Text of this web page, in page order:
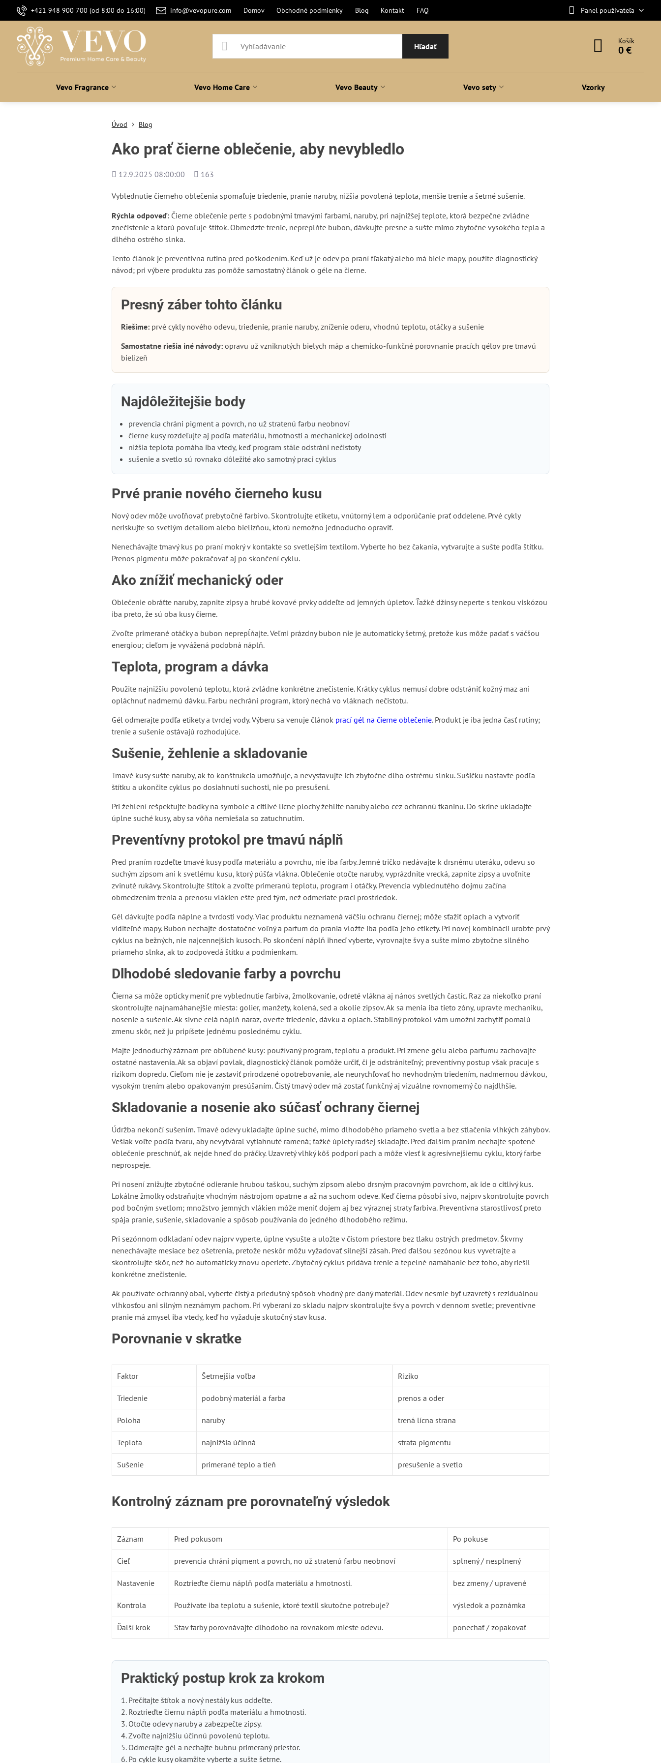
+421 948 900 700 (od 8:00 do 16:00) info@vevopure.com Domov Obchodné podmienky Blog Kontakt FAQ Panel používateľa
Hľadať
Košík
0 €
Vevo Fragrance Vevo Home Care Vevo Beauty Vevo sety Vzorky
Úvod Blog
Ako prať čierne oblečenie, aby nevybledlo
Pridané
12.9.2025 08:00:00
Počet
163
Vyblednutie čierneho oblečenia spomaľuje triedenie, pranie naruby, nižšia povolená teplota, menšie trenie a šetrné sušenie.
Rýchla odpoveď:Čierne oblečenie perte s podobnými tmavými farbami, naruby, pri najnižšej teplote, ktorá bezpečne zvládne
znečistenie a ktorú povoľuje štítok. Obmedzte trenie, nepreplňte bubon, dávkujte presne a sušte mimo zbytočne vysokého tepla a
dlhého ostrého slnka.
Tento článok je preventívna rutina pred poškodením. Keď už je odev po praní fľakatý alebo má biele mapy, použite diagnostický
návod; pri výbere produktu zas pomôže samostatný článok o géle na čierne.
Presný záber tohto článku
Riešime:prvé cykly nového odevu, triedenie, pranie naruby, zníženie oderu, vhodnú teplotu, otáčky a sušenie
Samostatne riešia iné návody:opravu už vzniknutých bielych máp a chemicko-funkčné porovnanie pracích gélov pre tmavú
bielizeň
Najdôležitejšie body
prevencia chráni pigment a povrch, no už stratenú farbu neobnoví
čierne kusy rozdeľujte aj podľa materiálu, hmotnosti a mechanickej odolnosti
nižšia teplota pomáha iba vtedy, keď program stále odstráni nečistoty
sušenie a svetlo sú rovnako dôležité ako samotný prací cyklus
Prvé pranie nového čierneho kusu
Nový odev môže uvoľňovať prebytočné farbivo. Skontrolujte etiketu, vnútorný lem a odporúčanie prať oddelene. Prvé cykly
neriskujte so svetlým detailom alebo bielizňou, ktorú nemožno jednoducho opraviť.
Nenechávajte tmavý kus po praní mokrý v kontakte so svetlejším textilom. Vyberte ho bez čakania, vytvarujte a sušte podľa štítku.
Prenos pigmentu môže pokračovať aj po skončení cyklu.
Ako znížiť mechanický oder
Oblečenie obráťte naruby, zapnite zipsy a hrubé kovové prvky oddeľte od jemných úpletov. Ťažké džínsy neperte s tenkou viskózou
iba preto, že sú oba kusy čierne.
Zvoľte primerané otáčky a bubon neprepĺňajte. Veľmi prázdny bubon nie je automaticky šetrný, pretože kus môže padať s väčšou
energiou; cieľom je vyvážená podobná náplň.
Teplota, program a dávka
Použite najnižšiu povolenú teplotu, ktorá zvládne konkrétne znečistenie. Krátky cyklus nemusí dobre odstrániť kožný maz ani
opláchnuť nadmernú dávku. Farbu nechráni program, ktorý nechá vo vláknach nečistotu.
Gél odmerajte podľa etikety a tvrdej vody. Výberu sa venuje článok prací gél na čierne oblečenie. Produkt je iba jedna časť rutiny;
trenie a sušenie ostávajú rozhodujúce.
Sušenie, žehlenie a skladovanie
Tmavé kusy sušte naruby, ak to konštrukcia umožňuje, a nevystavujte ich zbytočne dlho ostrému slnku. Sušičku nastavte podľa
štítku a ukončite cyklus po dosiahnutí suchosti, nie po presušení.
Pri žehlení rešpektujte bodky na symbole a citlivé lícne plochy žehlite naruby alebo cez ochrannú tkaninu. Do skrine ukladajte
úplne suché kusy, aby sa vôňa nemiešala so zatuchnutím.
Preventívny protokol pre tmavú náplň
Pred praním rozdeľte tmavé kusy podľa materiálu a povrchu, nie iba farby. Jemné tričko nedávajte k drsnému uteráku, odevu so
suchým zipsom ani k svetlému kusu, ktorý púšťa vlákna. Oblečenie otočte naruby, vyprázdnite vrecká, zapnite zipsy a uvoľnite
zvinuté rukávy. Skontrolujte štítok a zvoľte primeranú teplotu, program i otáčky. Prevencia vyblednutého dojmu začína
obmedzením trenia a prenosu vlákien ešte pred tým, než odmeriate prací prostriedok.
Gél dávkujte podľa náplne a tvrdosti vody. Viac produktu neznamená väčšiu ochranu čiernej; môže sťažiť oplach a vytvoriť
viditeľné mapy. Bubon nechajte dostatočne voľný a parfum do prania vložte iba podľa jeho etikety. Pri novej kombinácii urobte prvý
cyklus na bežných, nie najcennejších kusoch. Po skončení náplň ihneď vyberte, vyrovnajte švy a sušte mimo zbytočne silného
priameho slnka, ak to zodpovedá štítku a podmienkam.
Dlhodobé sledovanie farby a povrchu
Čierna sa môže opticky meniť pre vyblednutie farbiva, žmolkovanie, odreté vlákna aj nános svetlých častíc. Raz za niekoľko praní
skontrolujte najnamáhanejšie miesta: golier, manžety, kolená, sed a okolie zipsov. Ak sa menia iba tieto zóny, upravte mechaniku,
nosenie a sušenie. Ak sivne celá náplň naraz, overte triedenie, dávku a oplach. Stabilný protokol vám umožní zachytiť pomalú
zmenu skôr, než ju pripíšete jednému poslednému cyklu.
Majte jednoduchý záznam pre obľúbené kusy: používaný program, teplotu a produkt. Pri zmene gélu alebo parfumu zachovajte
ostatné nastavenia. Ak sa objaví povlak, diagnostický článok pomôže určiť, či je odstrániteľný; preventívny postup však pracuje s
rizikom dopredu. Cieľom nie je zastaviť prirodzené opotrebovanie, ale neurychľovať ho nevhodným triedením, nadmernou dávkou,
vysokým trením alebo opakovaným presúšaním. Čistý tmavý odev má zostať funkčný aj vizuálne rovnomerný čo najdlhšie.
Skladovanie a nosenie ako súčasť ochrany čiernej
Údržba nekončí sušením. Tmavé odevy ukladajte úplne suché, mimo dlhodobého priameho svetla a bez stlačenia vlhkých záhybov.
Vešiak voľte podľa tvaru, aby nevytváral vytiahnuté ramená; ťažké úplety radšej skladajte. Pred ďalším praním nechajte spotené
oblečenie preschnúť, ak nejde hneď do práčky. Uzavretý vlhký kôš podporí pach a môže viesť k agresívnejšiemu cyklu, ktorý farbe
neprospeje.
Pri nosení znižujte zbytočné odieranie hrubou taškou, suchým zipsom alebo drsným pracovným povrchom, ak ide o citlivý kus.
Lokálne žmolky odstraňujte vhodným nástrojom opatrne a až na suchom odeve. Keď čierna pôsobí sivo, najprv skontrolujte povrch
pod bočným svetlom; množstvo jemných vlákien môže meniť dojem aj bez výraznej straty farbiva. Preventívna starostlivosť preto
spája pranie, sušenie, skladovanie a spôsob používania do jedného dlhodobého režimu.
Pri sezónnom odkladaní odev najprv vyperte, úplne vysušte a uložte v čistom priestore bez tlaku ostrých predmetov. Škvrny
nenechávajte mesiace bez ošetrenia, pretože neskôr môžu vyžadovať silnejší zásah. Pred ďalšou sezónou kus vyvetrajte a
skontrolujte skôr, než ho automaticky znovu operiete. Zbytočný cyklus pridáva trenie a tepelné namáhanie bez toho, aby riešil
konkrétne znečistenie.
Ak používate ochranný obal, vyberte čistý a priedušný spôsob vhodný pre daný materiál. Odev nesmie byť uzavretý s reziduálnou
vlhkosťou ani silným neznámym pachom. Pri vyberaní zo skladu najprv skontrolujte švy a povrch v dennom svetle; preventívne
pranie má zmysel iba vtedy, keď ho vyžaduje skutočný stav kusa.
Porovnanie v skratke
Faktor Šetrnejšia voľba Riziko
Triedenie podobný materiál a farba prenos a oder
Poloha naruby trená lícna strana
Teplota najnižšia účinná strata pigmentu
Sušenie primerané teplo a tieň presušenie a svetlo
Kontrolný záznam pre porovnateľný výsledok
Záznam Pred pokusom Po pokuse
Cieľ prevencia chráni pigment a povrch, no už stratenú farbu neobnoví splnený / nesplnený
Nastavenie Roztrieďte čiernu náplň podľa materiálu a hmotnosti. bez zmeny / upravené
Kontrola Používate iba teplotu a sušenie, ktoré textil skutočne potrebuje? výsledok a poznámka
Ďalší krok Stav farby porovnávajte dlhodobo na rovnakom mieste odevu. ponechať / zopakovať
Praktický postup krok za krokom
Prečítajte štítok a nový nestály kus oddeľte.
Roztrieďte čiernu náplň podľa materiálu a hmotnosti.
Otočte odevy naruby a zabezpečte zipsy.
Zvoľte najnižšiu účinnú povolenú teplotu.
Odmerajte gél a nechajte bubnu primeraný priestor.
Po cykle kusy okamžite vyberte a sušte šetrne.